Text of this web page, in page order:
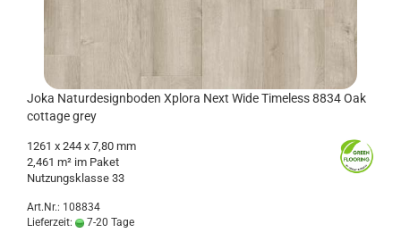
Joka Na­tur­de­sign­bo­den Xplo­ra Next Wide Ti­me­l­ess 8834 Oak
cot­ta­ge grey
1261 x 244 x 7,80 mm
2,461 m² im Paket
Nut­zungs­klas­se 33
Art.Nr.: 108834
Lieferzeit:
7-20 Tage